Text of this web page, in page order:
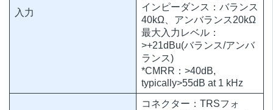
入力
インピーダンス：バランス
40kΩ、アンバランス20kΩ
最大入力レベル：
>+21dBu(バランス/アンバ
ランス)
*CMRR：>40dB,
typically>55dB at 1 kHz
コネクター：TRSフォ